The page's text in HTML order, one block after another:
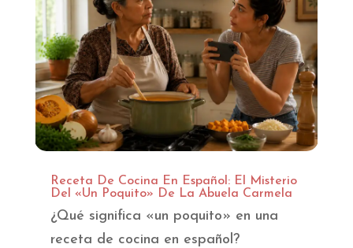
Receta De Cocina En Español: El Misterio
Del «Un Poquito» De La Abuela Carmela
¿Qué significa «un poquito» en una
receta de cocina en español?